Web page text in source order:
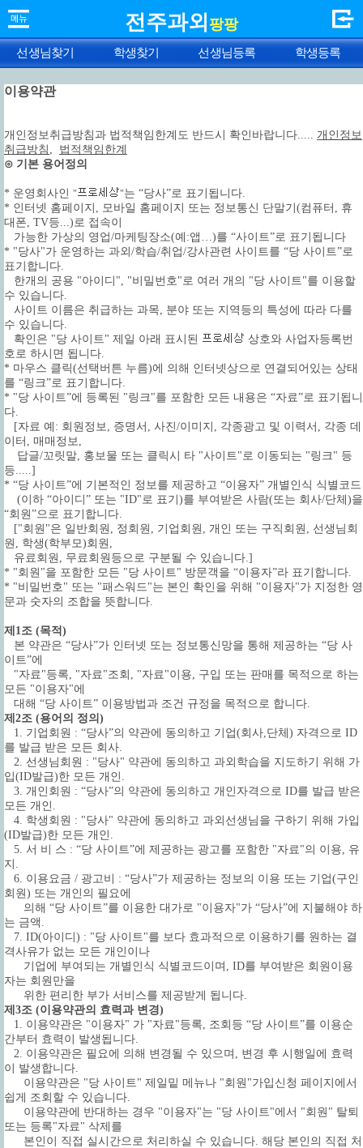
전주과외 팡팡
선생님찾기 학생찾기 선생님등록 학생등록
이용약관
개인정보취급방침과 법적책임한계도 반드시 확인바랍니다..... 개인정보
취급방침 , 법적책임한계
⊙ 기본 용어정의
* 운영회사인 " "는 “당사”로 표기됩니다.
* 인터넷 홈페이지, 모바일 홈페이지 또는 정보통신 단말기(컴퓨터, 휴
대폰, TV등...)로 접속이
가능한 가상의 영업/마케팅장소(예:앱…)를 “사이트”로 표기됩니다
* "당사"가 운영하는 과외/학습/취업/강사관련 사이트를 “당 사이트”로
표기합니다.
한개의 공용 "아이디", "비밀번호"로 여러 개의 "당 사이트"를 이용할
수 있습니다.
사이트 이름은 취급하는 과목, 분야 또는 지역등의 특성에 따라 다를
수 있습니다.
확인은 "당 사이트" 제일 아래 표시된
상호와 사업자등록번
호로 하시면 됩니다.
* 마우스 클릭(선택버튼 누름)에 의해 인터넷상으로 연결되어있는 상태
를 “링크”로 표기합니다.
* "당 사이트”에 등록된 "링크"를 포함한 모든 내용은 “자료”로 표기됩니
다.
[자료 예: 회원정보, 증명서, 사진/이미지, 각종광고 및 이력서, 각종 데
이터, 매매정보,
답글/꼬릿말, 홍보물 또는 클릭시 타 "사이트"로 이동되는 "링크" 등
등.....]
* “당 사이트”에 기본적인 정보를 제공하고 “이용자” 개별인식 식별코드
(이하 “아이디” 또는 "ID"로 표기)를 부여받은 사람(또는 회사/단체)을
“회원”으로 표기합니다.
["회원"은 일반회원, 정회원, 기업회원, 개인 또는 구직회원, 선생님회
원, 학생(학부모)회원,
유료회원, 무료회원등으로 구분될 수 있습니다.]
* "회원"을 포함한 모든 "당 사이트" 방문객을 “이용자”라 표기합니다.
* "비밀번호" 또는 "패스워드"는 본인 확인을 위해 "이용자"가 지정한 영
문과 숫자의 조합을 뜻합니다.
제1조 (목적)
본 약관은 “당사”가 인터넷 또는 정보통신망을 통해 제공하는 “당 사
이트”에
"자료"등록, "자료"조회, "자료"이용, 구입 또는 판매를 목적으로 하는
모든 "이용자"에
대해 “당 사이트” 이용방법과 조건 규정을 목적으로 합니다.
제2조 (용어의 정의)
1. 기업회원 : “당사”의 약관에 동의하고 기업(회사,단체) 자격으로 ID
를 발급 받은 모든 회사.
2. 선생님회원 : "당사" 약관에 동의하고 과외학습을 지도하기 위해 가
입(ID발급)한 모든 개인.
3. 개인회원 : “당사”의 약관에 동의하고 개인자격으로 ID를 발급 받은
모든 개인.
4. 학생회원 : "당사" 약관에 동의하고 과외선생님을 구하기 위해 가입
(ID발급)한 모든 개인.
5. 서 비 스 : “당 사이트”에 제공하는 광고를 포함한 "자료"의 이용, 유
지.
6. 이용요금 / 광고비 : “당사”가 제공하는 정보의 이용 또는 기업(구인
회원) 또는 개인의 필요에
의해 “당 사이트”를 이용한 대가로 "이용자"가 “당사”에 지불해야 하
는 금액.
7. ID(아이디) : "당 사이트"를 보다 효과적으로 이용하기를 원하는 결
격사유가 없는 모든 개인이나
기업에 부여되는 개별인식 식별코드이며, ID를 부여받은 회원이용
자는 회원만을
위한 편리한 부가 서비스를 제공받게 됩니다.
제3조 (이용약관의 효력과 변경)
1. 이용약관은 "이용자" 가 "자료"등록, 조회등 “당 사이트”를 이용순
간부터 효력이 발생됩니다.
2. 이용약관은 필요에 의해 변경될 수 있으며, 변경 후 시행일에 효력
이 발생합니다.
이용약관은 "당 사이트" 제일밑 메뉴나 "회원"가입신청 페이지에서
쉽게 조회할 수 있습니다.
이용약관에 반대하는 경우 "이용자"는 "당 사이트"에서 "회원" 탈퇴
또는 등록"자료" 삭제를
본인이 직접 실시간으로 처리하실 수 있습니다. 해당 본인의 직접 처